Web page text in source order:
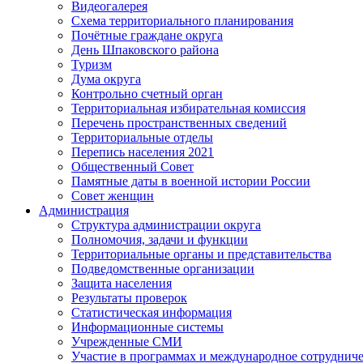
Видеогалерея
Схема территориального планирования
Почётные граждане округа
День Шпаковского района
Туризм
Дума округа
Контрольно счетный орган
Территориальная избирательная комиссия
Перечень пространственных сведений
Территориальные отделы
Перепись населения 2021
Общественный Совет
Памятные даты в военной истории России
Совет женщин
Администрация
Структура администрации округа
Полномочия, задачи и функции
Территориальные органы и представительства
Подведомственные организации
Защита населения
Результаты проверок
Статистическая информация
Информационные системы
Учрежденные СМИ
Участие в программах и международное